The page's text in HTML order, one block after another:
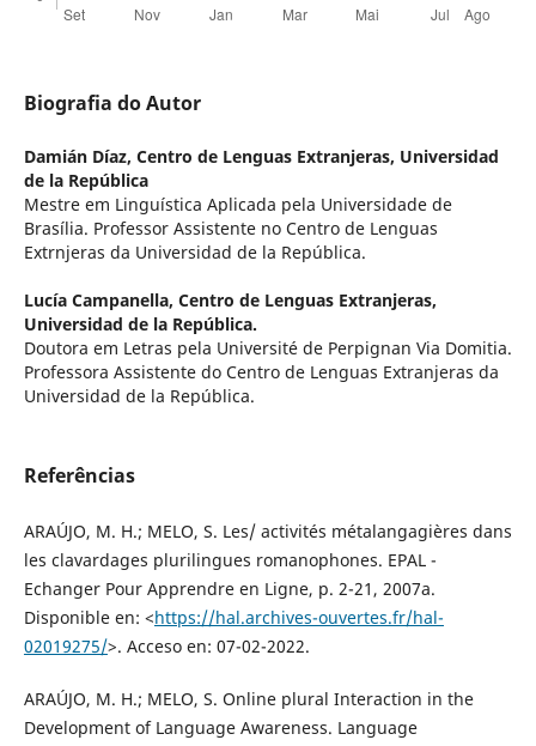
Biografia do Autor
Damián Díaz, Centro de Lenguas Extranjeras, Universidad
de la República
Mestre em Linguística Aplicada pela Universidade de
Brasília. Professor Assistente no Centro de Lenguas
Extrnjeras da Universidad de la República.
Lucía Campanella, Centro de Lenguas Extranjeras,
Universidad de la República.
Doutora em Letras pela Université de Perpignan Via Domitia.
Professora Assistente do Centro de Lenguas Extranjeras da
Universidad de la República.
Referências
ARAÚJO, M. H.; MELO, S. Les/ activités métalangagières dans
les clavardages plurilingues romanophones. EPAL -
Echanger Pour Apprendre en Ligne, p. 2-21, 2007a.
Disponible en: <https://hal.archives-ouvertes.fr/hal-
02019275/>. Acceso en: 07-02-2022.
ARAÚJO, M. H.; MELO, S. Online plural Interaction in the
Development of Language Awareness. Language